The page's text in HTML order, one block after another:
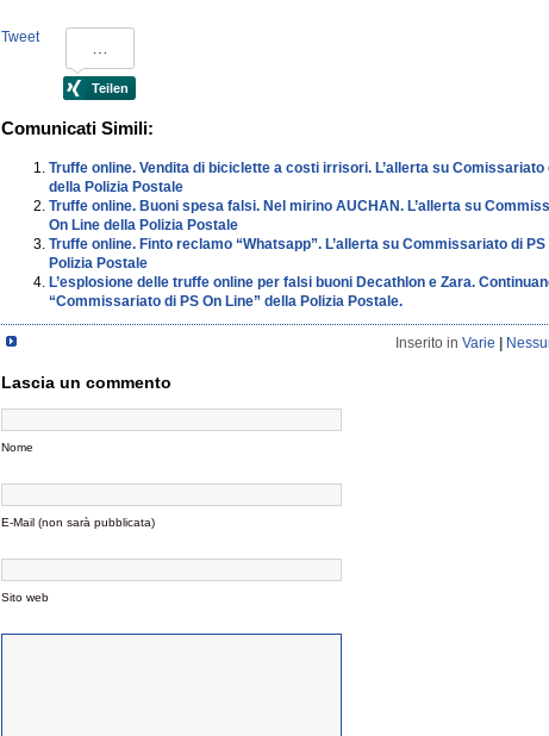
Tweet
Comunicati Simili:
Truffe online. Vendita di biciclette a costi irrisori. L’allerta su Comissariato
della Polizia Postale
Truffe online. Buoni spesa falsi. Nel mirino AUCHAN. L’allerta su
On Line della Polizia Postale
Truffe online. Finto reclamo “Whatsapp”. L’allerta su Commissariato di PS
Polizia Postale
L’esplosione delle truffe online per falsi buoni Decathlon e Zara.
“Commissariato di PS On Line” della Polizia Postale.
Inserito in Varie
Lascia un commento
Nome
E-Mail (non sarà pubblicata)
Sito web